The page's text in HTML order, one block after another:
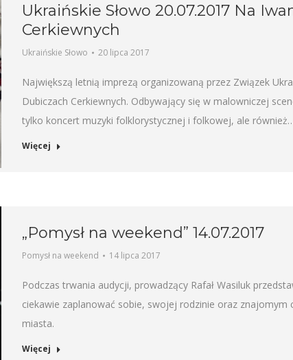
Ukraińskie Słowo 20.07.2017 Na
Cerkiewnych
Ukraińskie Słowo 20 lipca 2017
Największą letnią imprezą organizowaną przez Związek
Dubiczach Cerkiewnych. Odbywający się w malowniczej
tylko koncert muzyki folklorystycznej i folkowej, ale
Więcej
„Pomysł na weekend” 14.07.2017
Pomysł na weekend 14 lipca 2017
Podczas trwania audycji, prowadzący Rafał Wasiluk
ciekawie zaplanować sobie, swojej rodzinie oraz znajomym
miasta.
Więcej